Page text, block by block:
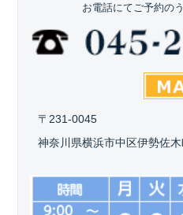
お電話にてご予約の
〒231-0045
神奈川県横浜市中区伊勢佐